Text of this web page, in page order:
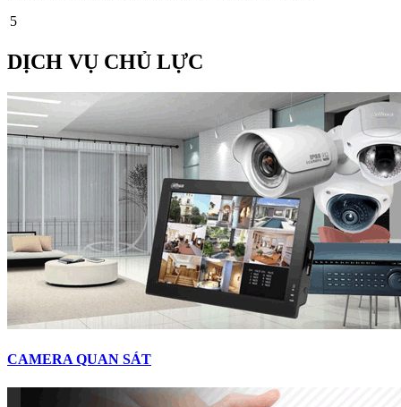
5
DỊCH VỤ CHỦ LỰC
CAMERA QUAN SÁT